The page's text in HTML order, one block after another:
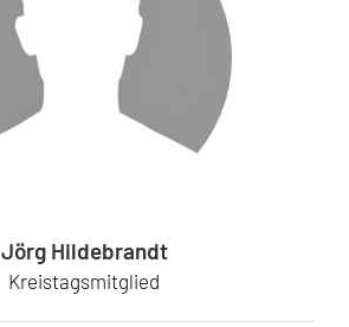
Jörg Hildebrandt
Kreistagsmitglied